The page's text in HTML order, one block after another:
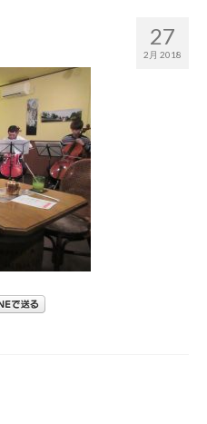
27
2月 2018